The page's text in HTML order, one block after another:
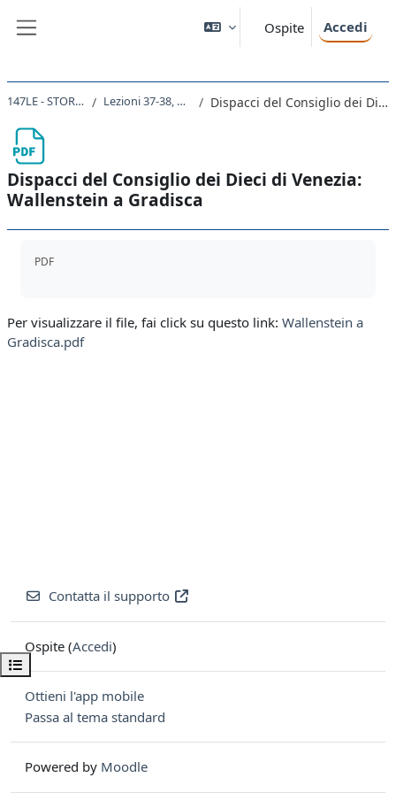
Ospite Accedi
Apri indice del corso
147LE - STORIA MODERNA 2021 Lezioni 37-38, La guerra dei Trent'Anni. Dispacci del Consiglio dei Dieci di Venezia: Wallenstein a Gradisca
Dispacci del Consiglio dei Dieci di Venezia:
Wallenstein a Gradisca
PDF
Per visualizzare il file, fai click su questo link: Wallenstein a
Gradisca.pdf
Contatta il supporto
Ospite (Accedi)
Ottieni l'app mobile
Passa al tema standard
Powered by Moodle